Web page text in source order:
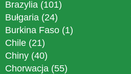
Brazylia (101)
Bułgaria (24)
Burkina Faso (1)
Chile (21)
Chiny (40)
Chorwacja (55)